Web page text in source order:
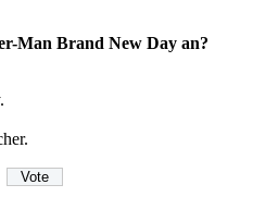
Man Brand New Day an?